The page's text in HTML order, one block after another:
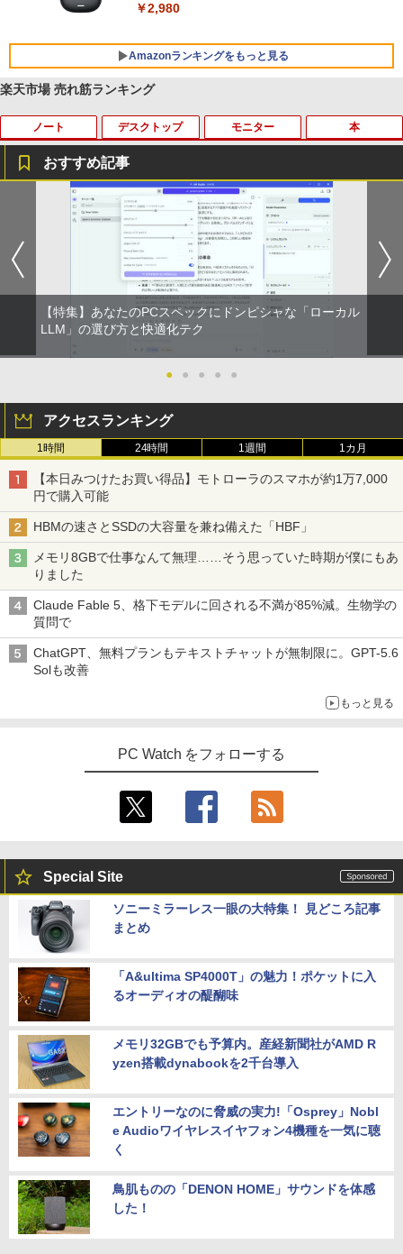
￥2,980
Amazonランキングをもっと見る
BRUCE WAYNE feat. Flo Milli, ATL Jacob
[Explicit]
￥250
BRUCE WAYNE feat. Flo Milli, ATL Jacob
[Explicit]
￥250
On My Road (Stadium ver.)
On My Road (Stadium ver.)
【Amazon.co.jp限定】 い・ろ・は・す 2L P
ET ラベルレス ×8本
￥1,112
by Amazon 天然水 ラベルレス 500ml ×24本
富士山の天然水 バナジウム含有 水 ミネラル
ウォーター ペットボトル 静岡県産 500ミリリ
ットル (Smart Basic)
￥1,380
by Amazon 天然水ラベルレス 2L×9本
￥1,117
by Amazon 炭酸水 ラベルレス 500ml ×24本
art Basic)
￥1,625
コカ・コーラ やかんの麦茶 from 爽健美茶 ラ
￥2,009
薬屋のひとりごと 17巻 (デジタル版ビッグガ
ンガンコミックス)
￥770
異世界居酒屋「のぶ」(22) (角川コミックス・
エース)
￥832
ONE PIECE モノクロ版 115 (ジャンプコミッ
クスDIGITAL)
￥594
HUNTER×HUNTER モノクロ版 39 (ジャンプ
コミックスDIGITAL)
￥572
版ビッグガンガンコミックス)
楽天市場 売れ筋ランキング
ノート
ノートパソコン 極軽量約965g 富士通 LI
FEBOOK U748 14インチ 高性能第7世代
Core i5-7300U カメラ内蔵 メモリ最大16
GB SSD1TB 薄い軽い FHD液晶 type-C
WIFI Bluetooth Office付き 5GWIFI Blu
etooth最新MicrosoftOffice2024可 Win
dows11 中古ノートパソコン
￥16,500
indows11 超高性能 第10世代Core i5-10
35G1 8GB 爆速NVMe式256GB-SSD カ
メラ 無線 Office付き Win11【中古ノー
トパソコン 中古パソコン 中古PC】送料
も対応可能 Win10）
￥29,689
indows11 超高性能 第10世代Core i5-10
35G1 8GB 爆速NVMe式256GB-SSD カ
トパソコン 中古パソコン 中古PC】送料
無料 あす楽対応 即日発送（Windows10
レビュー投稿 5年保証｜MS Office 2024
ws11 Office付｜テンキー DVD 搭載｜C
ore i5 第7世代 メモリ 8GB SSD 256GB
PC Word Excel
￥29,800
品 福袋 6点セット Intel Pentium GOLD
6500Y メモリ8GB SSD256GB Windows
11 WPS Office付き 初期設定済み 14イン
ーク テンキー Wi-Fi Bluetooth HDMI 軽
量 持ち運び 安い
デスクトップ
超得10％OFF｜買い替えならこれ!! Micr
osoft office付き デスクトップパソコン
中古デスクトップ 第8世代 メモリ8GB S
SD256GB HDD500GB Windows11 セッ
ト購入可能 単品 NEC デスクトップ PC
パソコン 中古 おすすめ デスクトップパ
ソコン マイクロソフトオフィス 2019 PC
￥29,800
ンス】GMKtec G10 ミニPC【AMD Ryz
en 5 3500U DDR4 16GB 512GB/256GB/
1T SSD】4C/8T 3.7GHz 64GB 16T拡張
Windows11 Pro 8K/4K 3画面出力 LAN *
Ryzen 5 N95/N97/N100/4300U/N150よ
￥61,999
3
MINISFORUM｜ミニスフォーラム 超小
型 デスクトップパソコン LN150W(Wind
リ 8GB/SSD 256GB/VESA) ミニPC LN1
50W-8/256-W11Pro(N150)
FUJITSU/富士通 ESPRIMO G6012/MX
【第12世代 Intel Core i5-12500T/16GB
Pro-64bit】中古/送料無料 ※沖縄、離島
5
【全品最大2500円OFFクーポン】【新品
マウス＋新品キーボード付】Core i7 第8
モリ8GB/16GB/32GB SSD256GB/512G
B/ 1TB DisplayPort 2画面同時出力 WIFI
子機付 USB3.0中古デスクトップパソコ
￥54,999
モニター
Yoothi 互換品 液晶 15.6インチ NV156F
HM-N41 NV156FHM-N42 NV156FHM-N
43 NV156FHM-N46 NV156FHM-N47 NV
156FHM-N49 対応 FullHD 1920x1080 I
PS LED LCD 液晶ディスプレイ 修理交換
用液晶パネル
￥9,250
＼500円OFFクーポンあり！／ モバイル
スプレイ VESA対応 コスパ デュアルモニ
ター サブモニター ゲーミングモニター
ポータブルモニター 外付けモニター リモ
ートワーク IPS mini pc ミニPC 多デバ
3
★Gigastone モニター 21.45インチ ディ
グレア フルHD 75Hz ブルーライト軽減
パネル 178度 広角 高解像度目に優しいフ
A/3年保証)
チ フルhd 高画質 100Hz VA ノングレア
非光沢 スピーカー内蔵 3年保証 ディスプ
ハイビジョン 21インチ 液晶モニター ア
イリスオーヤマ DT-JF * 安心延長保証対
5
グリーンハウス 7型ワイド液晶 電子POP
￥10,970
本
獣医腫瘍学テキスト 第2版[本/雑誌] / 日
本獣医がん学会/著 日本獣医がん学会獣医
腫瘍科認定医認定委員会/監修
￥19,800
世界の新富裕層はなぜ「オルカン・S＆P
円をつくった超レバレッジ投資の極意 [
宮脇 さき ]
￥1,980
コレクション・台湾のモダニズム（第6
巻） 衛生と病院 [ 鈴木哲造 ]
￥19,800
和山やま作品4冊セット 小冊子＆アクリ
ルスタンド付き特装版 （ビームコミック
￥11,000
会 ]
￥22,000
おすすめ記事
【特集】あなたのPCスペックにドンピシャな「ローカル
LLM」の選び方と快適化テク
● ● ● ● ●
アクセスランキング
1時間 24時間 1週間 1カ月
【本日みつけたお買い得品】モトローラのスマホが約1万7,000
円で購入可能
HBMの速さとSSDの大容量を兼ね備えた「HBF」
メモリ8GBで仕事なんて無理……そう思っていた時期が僕にもあ
りました
Claude Fable 5、格下モデルに回される不満が85%減。生物学の
質問で
ChatGPT、無料プランもテキストチャットが無制限に。GPT-5.6
Solも改善
もっと見る
PC Watch をフォローする
Special Site
ソニーミラーレス一眼の大特集！ 見どころ記事
まとめ
「A&ultima SP4000T」の魅力！ポケットに入
るオーディオの醍醐味
メモリ32GBでも予算内。産経新聞社がAMD R
yzen搭載dynabookを2千台導入
エントリーなのに脅威の実力!「Osprey」Nobl
e Audioワイヤレスイヤフォン4機種を一気に聴
く
鳥肌ものの「DENON HOME」サウンドを体感
した！